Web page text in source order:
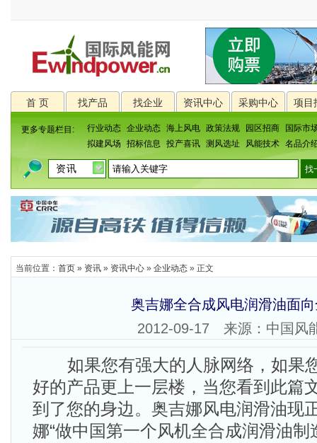
首 页 找产品 找企业 资讯中心 采购中心 项目
更多专题栏目: 行业动态 企业动态 海上风电 政策法规 园区招商
国际市
拟建风场
招标信息 投产喜讯 测风选址 风能技术 名品介
当前位置： 首页 » 资讯 » 资讯中心 » 企业动态 » 正文
奥吉娜全合成风电润滑油面
2012-09-17 来源：中国风
如果您有强大的人脉网络，如果
好的产品更上一层楼，当您看到此篇
到了您的身边。奥吉娜风电润滑油现
娜“做中国第一个风机全合成润滑油